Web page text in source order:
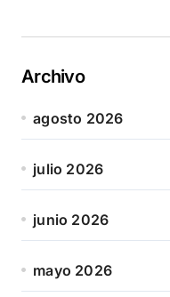
Archivo
agosto 2026
julio 2026
junio 2026
mayo 2026